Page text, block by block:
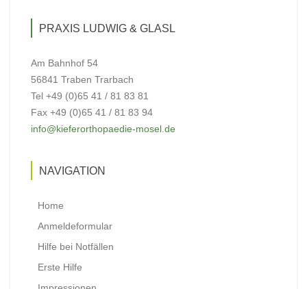
PRAXIS LUDWIG & GLASL
Am Bahnhof 54
56841 Traben Trarbach
Tel +49 (0)65 41 / 81 83 81
Fax +49 (0)65 41 / 81 83 94
info@kieferorthopaedie-mosel.de
NAVIGATION
Home
Anmeldeformular
Hilfe bei Notfällen
Erste Hilfe